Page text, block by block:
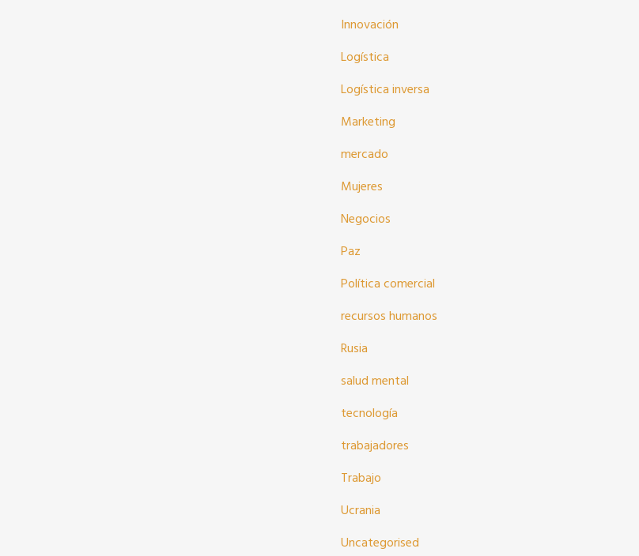
Innovación
Logística
Logística inversa
Marketing
mercado
Mujeres
Negocios
Paz
Política comercial
recursos humanos
Rusia
salud mental
tecnología
trabajadores
Trabajo
Ucrania
Uncategorised